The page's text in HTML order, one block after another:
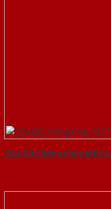
Cửa Gỗ Chống Cháy MDF